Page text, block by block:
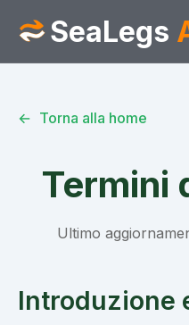
SeaLegs
Torna alla home
Termini
Ultimo
Introduzione